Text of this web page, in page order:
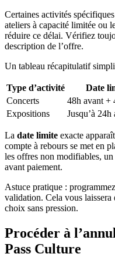
Certaines activités
ateliers à capacité limitée ou
réduire ce délai. Vérifiez
description de l’offre.
Un tableau récapitulatif
Type d’activité Date
Concerts
48h avant +
Expositions
Jusqu’à 24h
La date limite exacte
compte à rebours se met en
les offres non modifiables, un
avant paiement.
Astuce pratique :
validation. Cela vous laissera
choix sans pression.
Procéder à
Pass Culture